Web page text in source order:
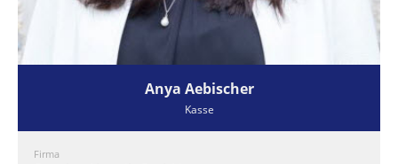
Anya Aebischer
Kasse
Firma